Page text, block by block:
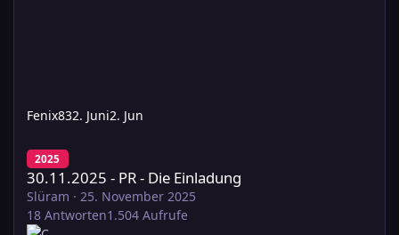
Fenix832. Juni2. Jun
2025
30.11.2025 - PR - Die Einladung
Slüram · 25. November 2025
18 Antworten1.504 Aufrufe